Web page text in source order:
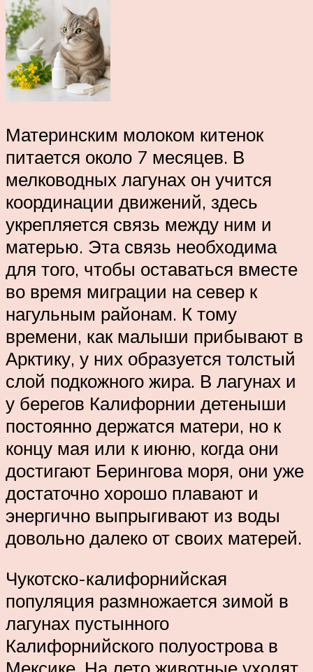
Материнским молоком китенок
питается около 7 месяцев. В
мелководных лагунах он учится
координации движений, здесь
укрепляется связь между ним и
матерью. Эта связь необходима
для того, чтобы оставаться вместе
во время миграции на север к
нагульным районам. К тому
времени, как малыши прибывают в
Арктику, у них образуется толстый
слой подкожного жира. В лагунах и
у берегов Калифорнии детеныши
постоянно держатся матери, но к
концу мая или к июню, когда они
достигают Берингова моря, они уже
достаточно хорошо плавают и
энергично выпрыгивают из воды
довольно далеко от своих матерей.
Чукотско-калифорнийская
популяция размножается зимой в
лагунах пустынного
Калифорнийского полуострова в